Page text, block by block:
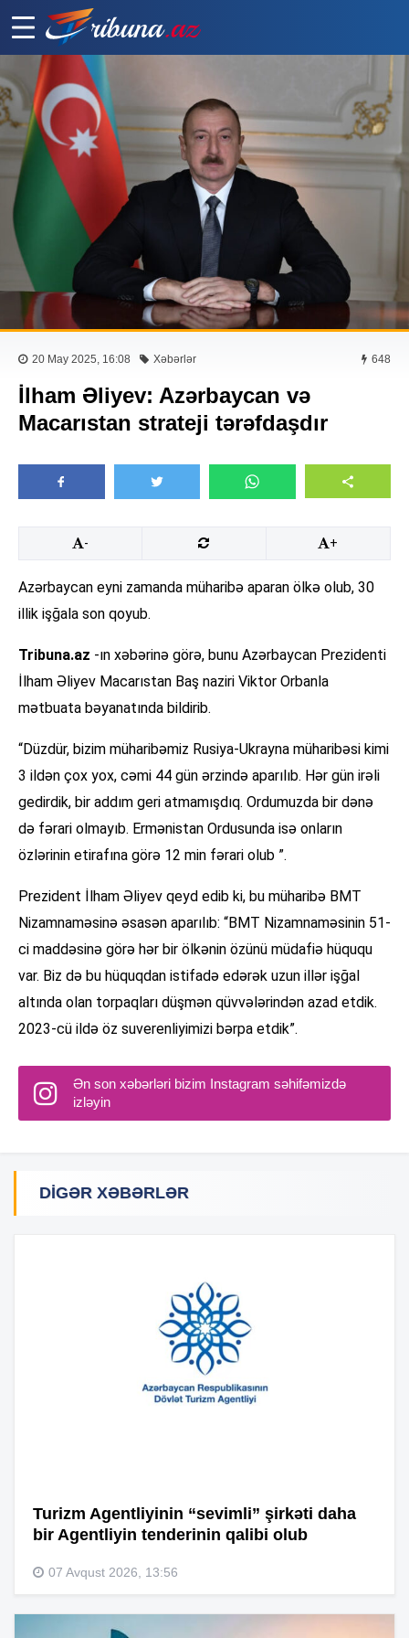
20 May 2025, 16:08 Xəbərlər 648
İlham Əliyev: Azərbaycan və
Macarıstan strateji tərəfdaşdır
- +
Azərbaycan eyni zamanda müharibə aparan ölkə olub, 30
illik işğala son qoyub.
Tribuna.az -ın xəbərinə görə, bunu Azərbaycan Prezidenti
İlham Əliyev Macarıstan Baş naziri Viktor Orbanla
mətbuata bəyanatında bildirib.
“Düzdür, bizim müharibəmiz Rusiya-Ukrayna müharibəsi kimi
3 ildən çox yox, cəmi 44 gün ərzində aparılıb. Hər gün irəli
gedirdik, bir addım geri atmamışdıq. Ordumuzda bir dənə
də fərari olmayıb. Ermənistan Ordusunda isə onların
özlərinin etirafına görə 12 min fərari olub ”.
Prezident İlham Əliyev qeyd edib ki, bu müharibə BMT
Nizamnaməsinə əsasən aparılıb: “BMT Nizamnaməsinin 51-
ci maddəsinə görə hər bir ölkənin özünü müdafiə hüququ
var. Biz də bu hüquqdan istifadə edərək uzun illər işğal
altında olan torpaqları düşmən qüvvələrindən azad etdik.
2023-cü ildə öz suverenliyimizi bərpa etdik”.
Ən son xəbərləri bizim Instagram səhifəmizdə
izləyin
DIGƏR XƏBƏRLƏR
Turizm Agentliyinin “sevimli” şirkəti daha
bir Agentliyin tenderinin qalibi olub
07 Avqust 2026, 13:56